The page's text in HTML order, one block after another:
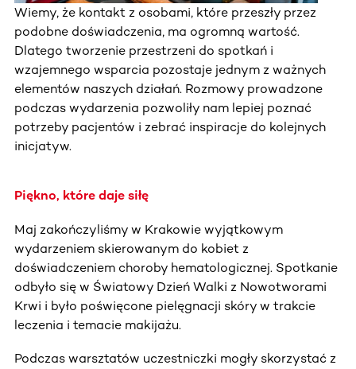
Wiemy, że kontakt z osobami, które przeszły przez
podobne doświadczenia, ma ogromną wartość.
Dlatego tworzenie przestrzeni do spotkań i
wzajemnego wsparcia pozostaje jednym z ważnych
elementów naszych działań. Rozmowy prowadzone
podczas wydarzenia pozwoliły nam lepiej poznać
potrzeby pacjentów i zebrać inspiracje do kolejnych
inicjatyw.
Piękno, które daje siłę
Maj zakończyliśmy w Krakowie wyjątkowym
wydarzeniem skierowanym do kobiet z
doświadczeniem choroby hematologicznej. Spotkanie
odbyło się w Światowy Dzień Walki z Nowotworami
Krwi i było poświęcone pielęgnacji skóry w trakcie
leczenia i temacie makijażu.
Podczas warsztatów uczestniczki mogły skorzystać z